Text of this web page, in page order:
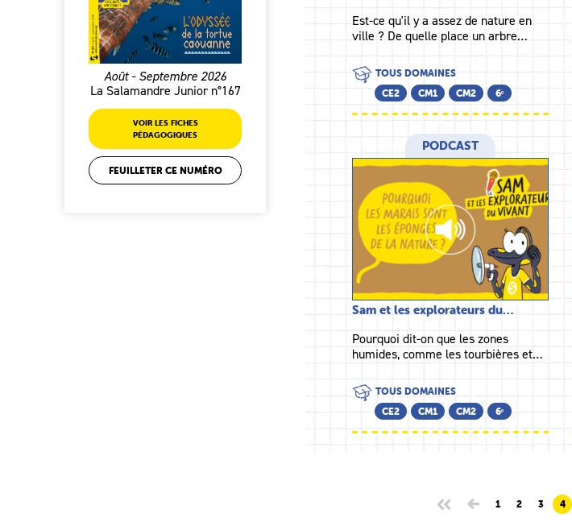
Août - Septembre 2026
La Salamandre Junior n°167
VOIR LES FICHES
PÉDAGOGIQUES
FEUILLETER CE NUMÉRO
Est-ce qu'il y a assez de nature en
ville ? De quelle place un arbre…
TOUS DOMAINES
CE2
CM1 CM2 6ᵉ
PODCAST
Sam et les explorateurs du…
Pourquoi dit-on que les zones
humides, comme les tourbières et…
TOUS DOMAINES
CE2
CM1 CM2 6ᵉ
1 2 3 4